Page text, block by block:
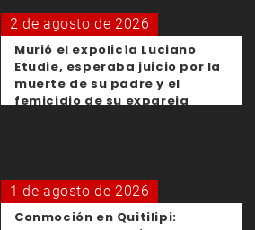
2 de agosto de 2026
Murió el expolicía Luciano
Etudie, esperaba juicio por la
muerte de su padre y el
femicidio de su expareja
1 de agosto de 2026
Conmoción en Quitilipi: